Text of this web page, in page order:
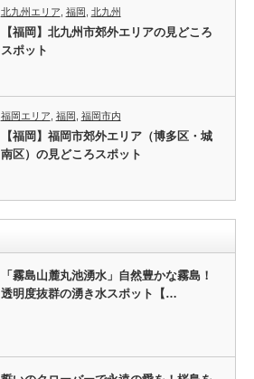
北九州エリア 福岡 北九州
【福岡】北九州市郊外エリアの見どころ
スポット
福岡エリア 福岡 福岡市内
【福岡】福岡市郊外エリア（博多区・城
南区）の見どころスポット
「霧島山麓丸池湧水」自然豊かな霧島！
透明度抜群の湧き水スポット【…